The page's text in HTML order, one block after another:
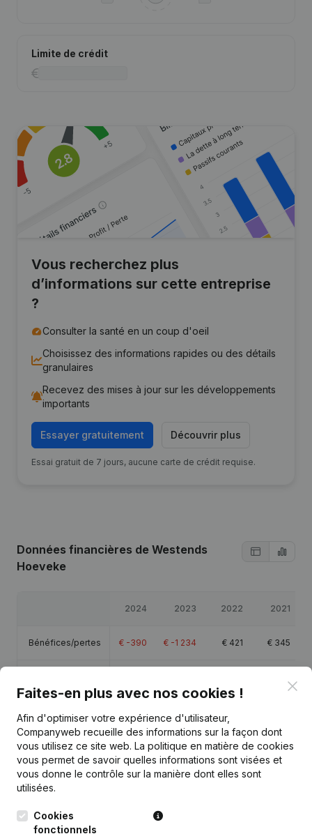
Limite de crédit
Vous recherchez plus
d’informations sur cette entreprise
?
Consulter la santé en un coup d'oeil
Choisissez des informations rapides ou des détails
granulaires
Recevez des mises à jour sur les développements
importants
Essayer gratuitement Découvrir plus
Essai gratuit de 7 jours, aucune carte de crédit requise.
Données financières de Westends
Hoeveke
2024 2023 2022 2021
Bénéfices/pertes € -390 € -1 234 € 421 € 345
Publications
Faites-en plus avec nos cookies !
Afin d'optimiser votre expérience d'utilisateur,
Companyweb recueille des informations sur la façon dont
vous utilisez ce site web. La politique en matière de cookies
vous permet de savoir quelles informations sont visées et
vous donne le contrôle sur la manière dont elles sont
utilisées.
Cookies
fonctionnels